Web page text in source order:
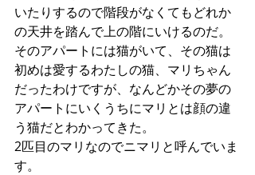
いたりするので階段がなくてもどれか
の天井を踏んで上の階にいけるのだ。
そのアパートには猫がいて、その猫は
初めは愛するわたしの猫、マリちゃん
だったわけですが、なんどかその夢の
アパートにいくうちにマリとは顔の違
う猫だとわかってきた。
2匹目のマリなのでニマリと呼んでいま
す。